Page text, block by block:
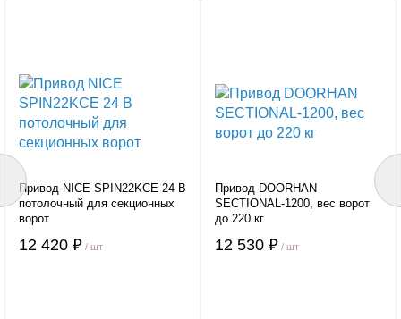
Привод NICE SPIN22KCE 24 B
потолочный для секционных
ворот
12 420 ₽ / шт
Привод DOORHAN
SECTIONAL-1200, вес ворот
до 220 кг
12 530 ₽ / шт